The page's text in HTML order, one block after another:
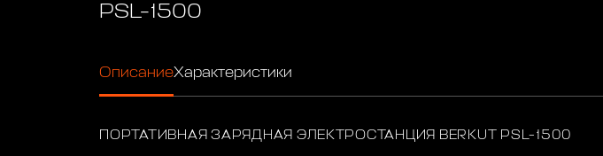
PSL-1500
ОписаниеХарактеристики
ПОРТАТИВНАЯ ЗАРЯДНАЯ ЭЛЕКТРОСТАНЦИЯ BERKUT PSL-1500